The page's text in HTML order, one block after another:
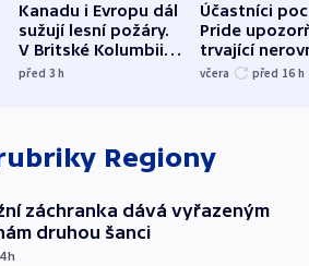
Kanadu i Evropu dál
sužují lesní požáry.
V Britské Kolumbii
evakuovali tisíce lidí
před 3h
Účastníci
Pride
trvající
včera před 16 h
Regiony
záchranka dává vyřazeným
druhou šanci
h